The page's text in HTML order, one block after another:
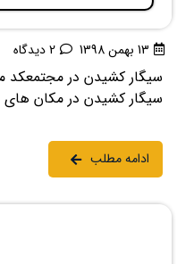
13 بهمن 1398 2 دیدگاه
سیگار کشیدن در مکان
ادامه مطلب